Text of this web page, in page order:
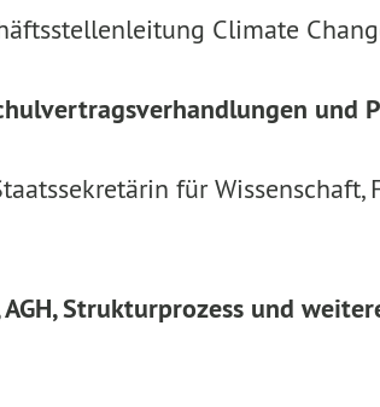
Climate
und
für Wissenschaft,
Strukturprozess und